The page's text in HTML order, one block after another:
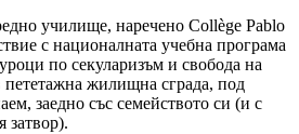
училище, наречено Collège Pablo
с националната учебна програма
по секуларизъм и свобода на
жилищна сграда, под
заедно със семейството си (и с
затвор).